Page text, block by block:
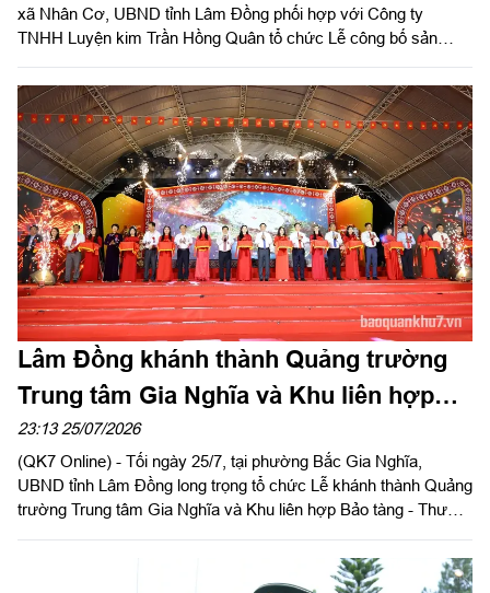
xã Nhân Cơ, UBND tỉnh Lâm Đồng phối hợp với Công ty
TNHH Luyện kim Trần Hồng Quân tổ chức Lễ công bố sản
khai. Đại tướng Phan Văn Giang, Ủy viên Bộ Chính trị, Phó Thủ
tướng Chính phủ, Bộ trưởng Bộ Quốc phòng dự và phát biểu
chỉ đạo; Trung tướng Lê Xuân Thế, Ủy viên Ban Chấp hành
Trung ương Đảng, Ủy viên Quân ủy Trung ương, Phó Bí thư
Đảng ủy, Tư lệnh Quân khu 7 dự lễ.
Lâm Đồng khánh thành Quảng trường
Trung tâm Gia Nghĩa và Khu liên hợp
Bảo tàng - Thư viện - Công viên
23:13 25/07/2026
(QK7 Online) - Tối ngày 25/7, tại phường Bắc Gia Nghĩa,
UBND tỉnh Lâm Đồng long trọng tổ chức Lễ khánh thành Quảng
trường Trung tâm Gia Nghĩa và Khu liên hợp Bảo tàng - Thư
vực Tây Nguyên - Duyên hải Nam Trung Bộ tính đến thời điểm
này. Dự lễ khánh thành có: Đại tướng Phan Văn Giang, Ủy viên